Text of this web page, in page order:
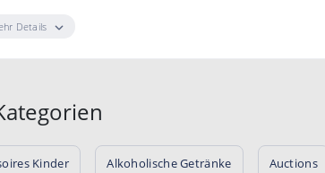
10% Rabatt auf die Kategorie "Wanddeko"
Details
Kinder Alkoholische Getränke Auctions